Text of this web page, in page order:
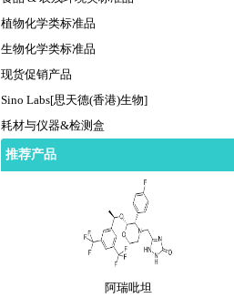
植物化学类标准品
生物化学类标准品
现货促销产品
Sino Labs[思天德(香港)生物]
耗材与仪器&检测盒
推荐产品
阿法骨化醇
阿瑞吡坦